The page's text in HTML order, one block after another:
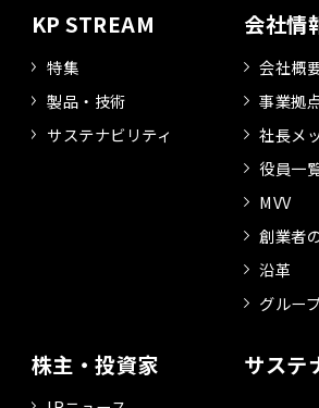
KP STREAM
特集
製品・技術
サステナビリティ
会社情
会社概
事業拠
社長メ
役員一
MVV
創業者
沿革
グルー
株主・投資家 サステ